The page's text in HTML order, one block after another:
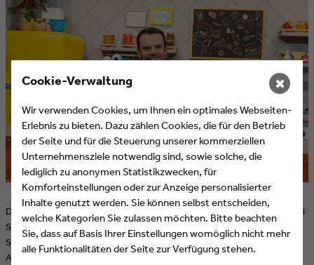
Die neue Kochshow für die ganze Familie läuft seit dem 5. Februar bei
SUPER RTL und zum Streamen bei RTL+. Für die Agentur
Screenworks bestand die Herausforderung in dem
Alleinstellungsmerkmal der Show.
Cookie-Verwaltung
Wir verwenden Cookies, um Ihnen ein optimales Webseiten-
Erlebnis zu bieten. Dazu zählen Cookies, die für den Betrieb
der Seite und für die Steuerung unserer kommerziellen
Unternehmensziele notwendig sind, sowie solche, die
lediglich zu anonymen Statistikzwecken, für
Komforteinstellungen oder zur Anzeige personalisierter
Inhalte genutzt werden. Sie können selbst entscheiden,
welche Kategorien Sie zulassen möchten. Bitte beachten
Sie, dass auf Basis Ihrer Einstellungen womöglich nicht mehr
alle Funktionalitäten der Seite zur Verfügung stehen.
✖